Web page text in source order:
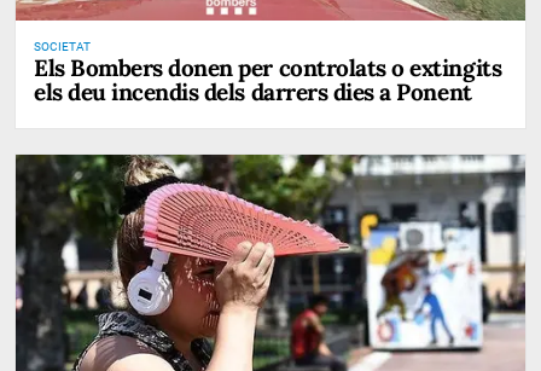
SOCIETAT
Els Bombers donen per controlats o extingits
els deu incendis dels darrers dies a Ponent